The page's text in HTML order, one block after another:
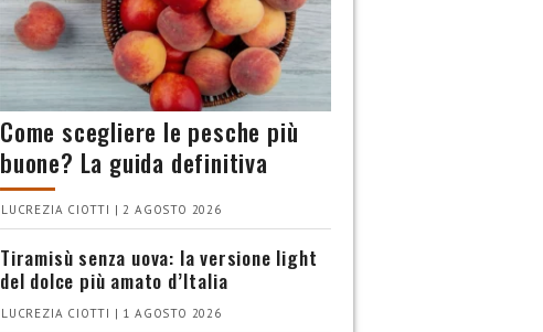
Come scegliere le pesche più
buone? La guida definitiva
LUCREZIA CIOTTI | 2 AGOSTO 2026
Tiramisù senza uova: la versione light
del dolce più amato d’Italia
LUCREZIA CIOTTI | 1 AGOSTO 2026